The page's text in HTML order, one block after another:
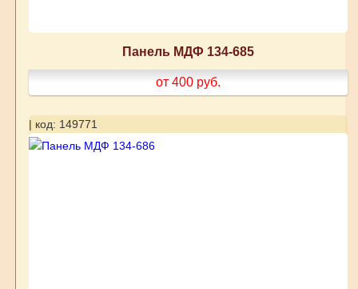
Панель МДФ 134-685
от 400 руб.
| код: 149771